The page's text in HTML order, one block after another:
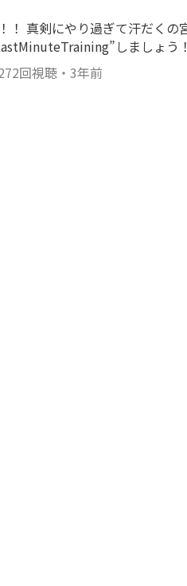
見な
しましょう！ 『時間が
本プ回視聴 ・ 3年前